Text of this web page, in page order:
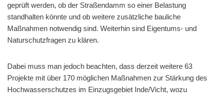
geprüft werden, ob der Straßendamm so einer Belastung
standhalten könnte und ob weitere zusätzliche bauliche
Maßnahmen notwendig sind. Weiterhin sind Eigentums- und
Naturschutzfragen zu klären.
Dabei muss man jedoch beachten, dass derzeit weitere 63
Projekte mit über 170 möglichen Maßnahmen zur Stärkung des
Hochwasserschutzes im Einzugsgebiet Inde/Vicht, wozu